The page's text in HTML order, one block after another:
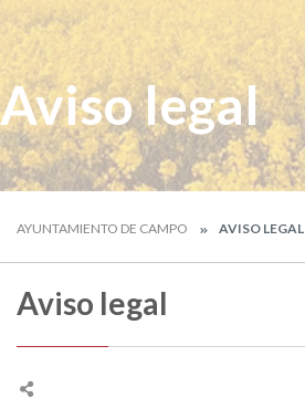
Aviso legal
AYUNTAMIENTO DE CAMPO AVISO LEGAL
Aviso legal